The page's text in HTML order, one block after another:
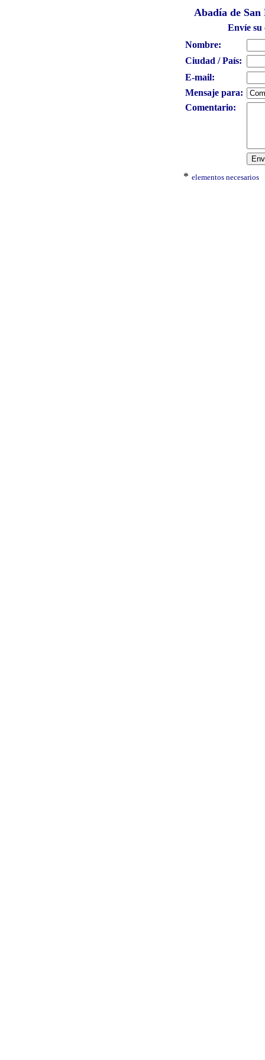
Abadía de
Envíe su
Nombre:
Ciudad / País:
E-mail:
Mensaje para:
Comentario:
* elementos necesarios